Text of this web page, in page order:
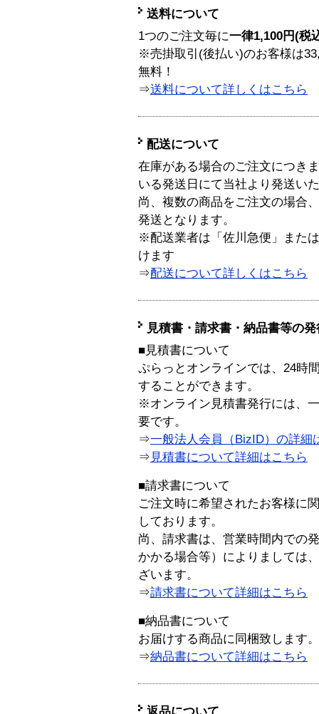
送料について
1つのご注文毎に一律1,100円(税
※売掛取引(後払い)のお客様は
無料！
⇒送料について詳しくはこちら
配送について
在庫がある場合のご注文につき
いる発送日にて当社より発送い
尚、複数の商品をご注文の場合
発送となります。
※配送業者は「佐川急便」また
けます
⇒配送について詳しくはこちら
見積書・請求書・納品書等の
■見積書について
ぷらっとオンラインでは、24時
することができます。
※オンライン見積書発行には、
要です。
⇒一般法人会員（BizID）の詳細
⇒ 見積書について詳細はこちら
■請求書について
ご注文時に希望されたお客様に
しております。
尚、請求書は、営業時間内での
かかる場合等）によりましては
ざいます。
⇒請求書について詳細はこちら
■納品書について
お届けする商品に同梱致します。
⇒納品書について詳細はこちら